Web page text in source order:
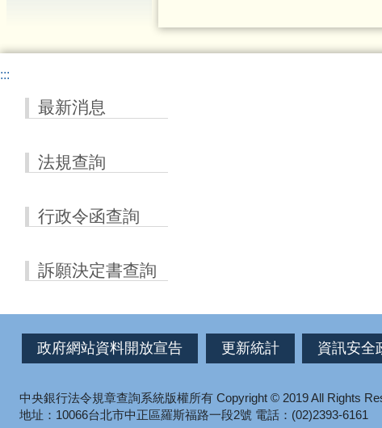
:::
最新消息
法規查詢
行政令函查詢
訴願決定書查詢
政府網站資料開放宣告 更新統計 資訊安全
中央銀行法令規章查詢系統版權所有Copyright © 2019 All Rights
地址：10066台北市中正區羅斯福路一段2號 電話：(02)2393-6161